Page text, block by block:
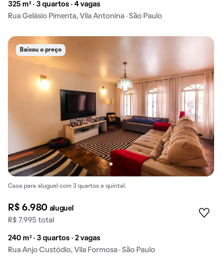
325 m² · 3 quartos · 4 vagas
Rua Gelásio Pimenta, Vila Antonina · São Paulo
Baixou o preço
Casa para aluguel com 3 quartos e quintal.
R$ 6.980 aluguel
R$ 7.995 total
240 m² · 3 quartos · 2 vagas
Rua Anjo Custódio, Vila Formosa · São Paulo